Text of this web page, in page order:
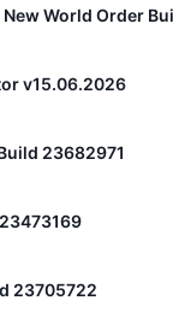
World Order
v15.06.2026
23682971
23705722